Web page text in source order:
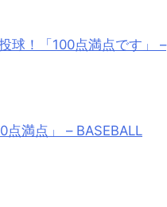
球！「100点満点です」 –
満点」 – BASEBALL